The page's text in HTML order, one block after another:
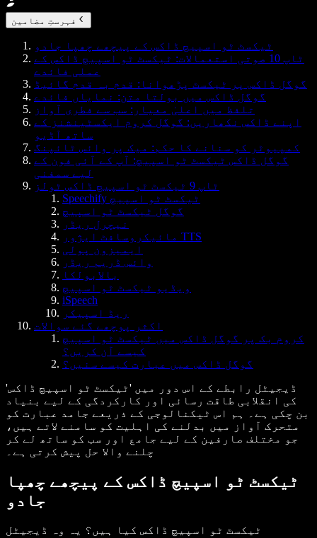
فہرستِ مضامین
ٹیکسٹ ٹو اسپیچ ڈاکس کے پیچھے چھپا جادو
ٹاپ 10 صوتی استعمالات: ٹیکسٹ ٹو اسپیچ ڈاکس کے
عملی فائدے
گوگل ڈاکس پر ٹیکسٹ پڑھوانا: قدم بہ قدم گائیڈ
گوگل ڈاکس میں بولتا متن: نمایاں فائدے
تلفظ میں اعلیٰ معیار: سب سے فطری آواز
اپنے ڈاکس نکھاریں: گوگل کروم ایکسٹینشنز کے
ساتھ آڈیو
کمپیوٹر کو سنانے کا حکم: میک پر وائس ٹائپنگ
گوگل ڈاکس ٹیکسٹ ٹو اسپیچ: آپ کے آئی فون کے
لیے سمفنی
ٹاپ 9 ٹیکسٹ ٹو اسپیچ ڈاکس ٹولز
Speechify ٹیکسٹ ٹو اسپیچ
گوگل ٹیکسٹ ٹو اسپیچ
نیچرل ریڈر
مائیکروسافٹ ایژور TTS
ایمیزون پولی
وائس ڈریم ریڈر
بالابولکا
ویڈیو ٹیکسٹ ٹو اسپیچ
iSpeech
ریڈ اسپیکر
اکثر پوچھے گئے سوالات
کروم بک پر گوگل ڈاکس میں ٹیکسٹ ٹو اسپیچ
کیسے آن کریں؟
گوگل ڈاکس میں عبارت کیسے سنیں؟
ڈیجیٹل رابطے کے اس دور میں 'ٹیکسٹ ٹو اسپیچ ڈاکس'
کی انقلابی طاقت رسائی اور کارکردگی کے لیے بنیاد
بن چکی ہے۔ ہم اس ٹیکنالوجی کے ذریعے جامد عبارت کو
متحرک آواز میں بدلنے کی اہلیت کو سامنے لاتے ہیں،
جو مختلف صارفین کے لیے جامع اور سب کو ساتھ لے کر
چلنے والا حل پیش کرتی ہے۔
ٹیکسٹ ٹو اسپیچ ڈاکس کے پیچھے چھپا
جادو
ٹیکسٹ ٹو اسپیچ ڈاکس کیا ہیں؟ یہ وہ ڈیجیٹل